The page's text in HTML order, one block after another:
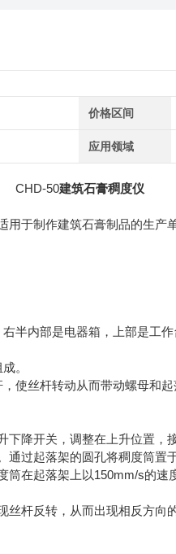
价格区间
应用领域
CHD-50建筑石膏稠度仪
于制作建筑石膏制品的生产
半内部是电器箱，上部是工
。
使丝杆转动从而带动螺母和起
下降开关，调整在上升位置，
通过起落架的圆孔将稠度筒置
筒在起落架上以150mm/s的速
杆反转，从而出现相反方向